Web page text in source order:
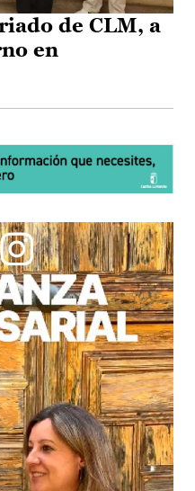
de CLM, a
en